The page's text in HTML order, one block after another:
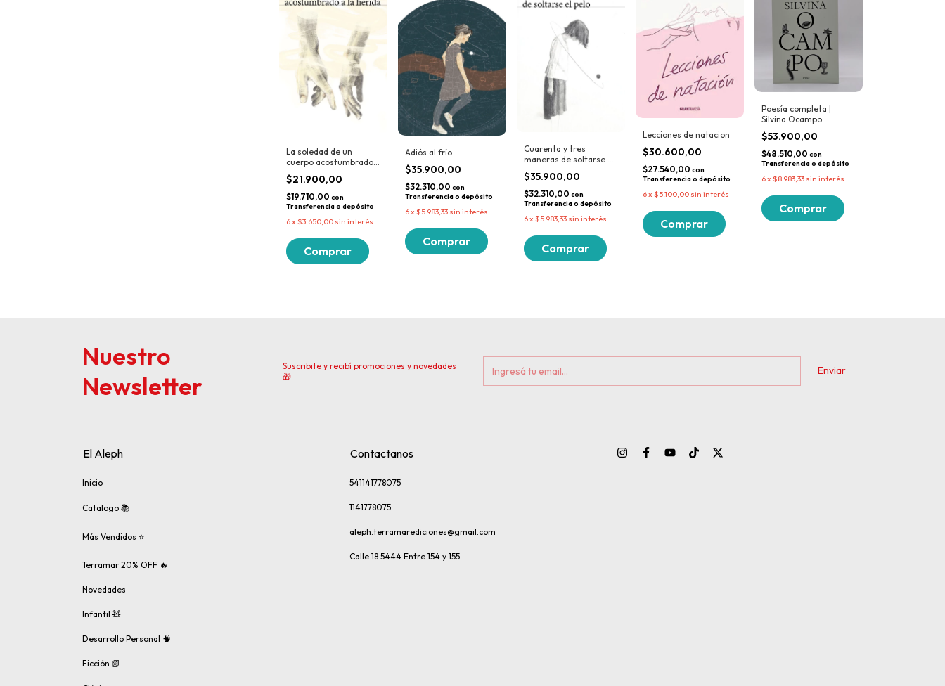
La soledad de un
cuerpo acostumbrado a
la herida
$21.900,00
$19.710,00 con
Transferencia o depósito
6x $3.650,00 sin interés
Adiós al frío
$35.900,00
$32.310,00 con
Transferencia o depósito
6x $5.983,33 sin interés
Cuarenta y tres
maneras de soltarse el
pelo
$35.900,00
$32.310,00 con
Transferencia o depósito
6x $5.983,33 sin interés
Lecciones de natacion
$30.600,00
$27.540,00 con
Transferencia o depósito
6x $5.100,00 sin interés
Poesía completa |
Silvina Ocampo
$53.900,00
$48.510,00 con
Transferencia o depósito
6x $8.983,33 sin interés
Nuestro
Newsletter
Suscribite y recibí promociones y novedades
🎁
El Aleph
Inicio
Catalogo 📚
Más Vendidos ⭐
Terramar 20% OFF 🔥
Novedades
Infantil 🧸
Desarrollo Personal 🧠
Ficción 📗
Contactanos
541141778075
1141778075
aleph.terramarediciones@gmail.com
Calle 18 5444 Entre 154 y 155